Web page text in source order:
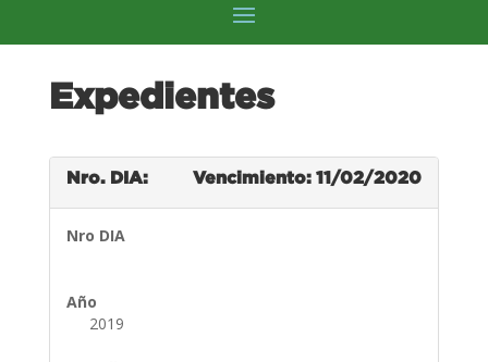
Expedientes
Nro. DIA: Vencimiento: 11/02/2020
Nro DIA
Año
2019